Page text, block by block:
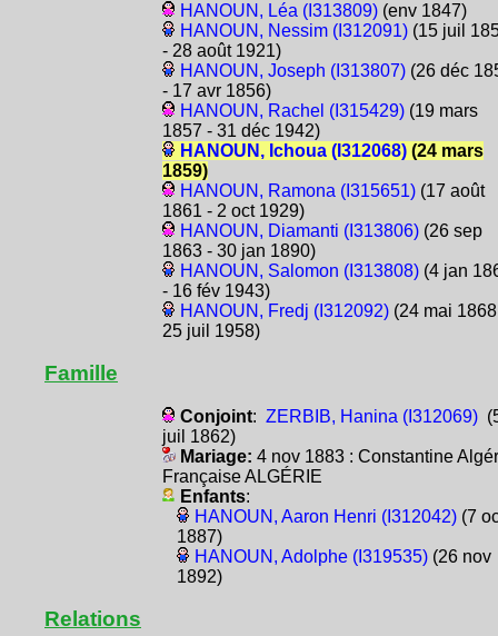
HANOUN, Léa (I313809)(env 1847)
HANOUN, Nessim (I312091)(15 juil
- 28 août 1921)
HANOUN, Joseph (I313807)(26 déc
- 17 avr 1856)
HANOUN, Rachel (I315429)(19 mars
1857 - 31 déc 1942)
HANOUN, Ichoua (I312068)(24 mars
1859)
HANOUN, Ramona (I315651)(17 août
1861 - 2 oct 1929)
HANOUN, Diamanti (I313806)(26 sep
1863 - 30 jan 1890)
HANOUN, Salomon (I313808)(4 jan
- 16 fév 1943)
HANOUN, Fredj (I312092)(24 mai
25 juil 1958)
Famille
Conjoint: ZERBIB, Hanina (I312069)
juil 1862)
Mariage: 4 nov 1883 : Constantine
Française ALGÉRIE
Enfants:
HANOUN, Aaron Henri (I312042)(7
1887)
HANOUN, Adolphe (I319535)(26 nov
1892)
Relations